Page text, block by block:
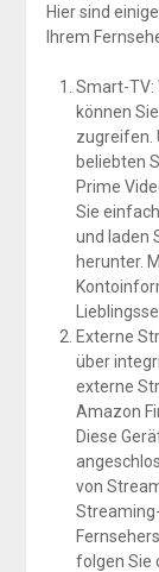
Hier sind
Ihrem
Smart-TV:
können
zugreifen.
beliebten
Prime
Sie
und laden
herunter.
Externe
über
externe
Amazon
Diese
von
folgen Sie